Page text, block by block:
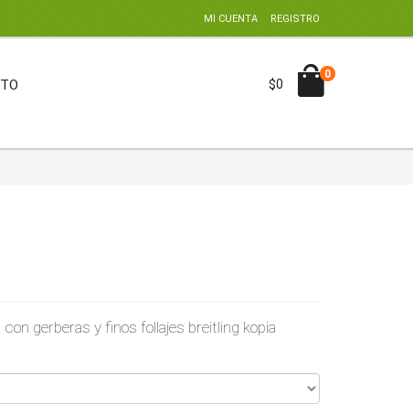
MI CUENTA REGISTRO
$0
0
gerberas y finos follajes breitling kopia